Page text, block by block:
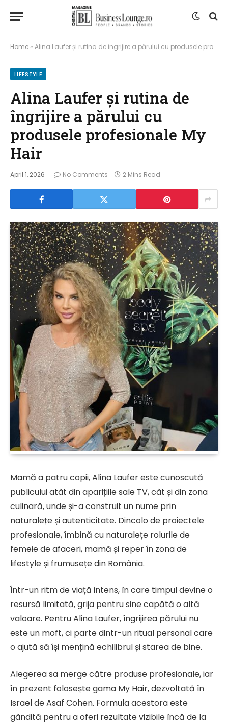
Home » Alina Laufer și rutina de îngrijire a părului cu produsele profesionale My Hair
LIFESTYLE
Alina Laufer și rutina de
îngrijire a părului cu
produsele profesionale My
Hair
April 1, 2026 No Comments 2 Mins Read
Mamă a patru copii, Alina Laufer este cunoscută
publicului atât din aparițiile sale TV, cât și din zona
culinară, unde și-a construit un nume prin
naturalețe și autenticitate. Dincolo de proiectele
profesionale, îmbină cu naturalețe rolurile de
femeie de afaceri, mamă și reper în zona de
lifestyle și frumusețe din România.
Într-un ritm de viață intens, în care timpul devine o
resursă limitată, grija pentru sine capătă o altă
valoare. Pentru Alina Laufer, îngrijirea părului nu
este un moft, ci parte dintr-un ritual personal care
o ajută să își mențină echilibrul și starea de bine.
Alegerea sa merge către produse profesionale, iar
în prezent folosește gama My Hair, dezvoltată în
Israel de Asaf Cohen. Formula acestora este
gândită pentru a oferi rezultate vizibile încă de la